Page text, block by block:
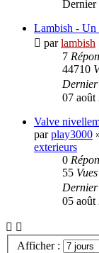
Dernier
Lambish - Un
parlambish
7
44710
Dernier
07 août
Valve
parplay3000
exterieurs
0
55 Vues
Dernier
05 août
Afficher :